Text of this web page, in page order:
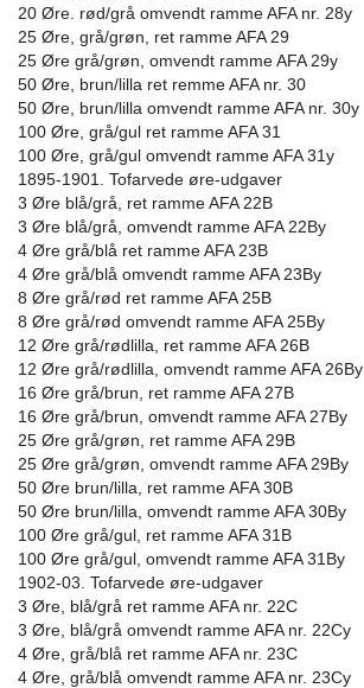
20 Øre. rød/grå omvendt ramme AFA nr. 28y
25 Øre, grå/grøn, ret ramme AFA 29
25 Øre grå/grøn, omvendt ramme AFA 29y
50 Øre, brun/lilla ret remme AFA nr. 30
50 Øre, brun/lilla omvendt ramme AFA nr. 30y
100 Øre, grå/gul ret ramme AFA 31
100 Øre, grå/gul omvendt ramme AFA 31y
1895-1901. Tofarvede øre-udgaver
3 Øre blå/grå, ret ramme AFA 22B
3 Øre blå/grå, omvendt ramme AFA 22By
4 Øre grå/blå ret ramme AFA 23B
4 Øre grå/blå omvendt ramme AFA 23By
8 Øre grå/rød ret ramme AFA 25B
8 Øre grå/rød omvendt ramme AFA 25By
12 Øre grå/rødlilla, ret ramme AFA 26B
12 Øre grå/rødlilla, omvendt ramme AFA 26By
16 Øre grå/brun, ret ramme AFA 27B
16 Øre grå/brun, omvendt ramme AFA 27By
25 Øre grå/grøn, ret ramme AFA 29B
25 Øre grå/grøn, omvendt ramme AFA 29By
50 Øre brun/lilla, ret ramme AFA 30B
50 Øre brun/lilla, omvendt ramme AFA 30By
100 Øre grå/gul, ret ramme AFA 31B
100 Øre grå/gul, omvendt ramme AFA 31By
1902-03. Tofarvede øre-udgaver
3 Øre, blå/grå ret ramme AFA nr. 22C
3 Øre, blå/grå omvendt ramme AFA nr. 22Cy
4 Øre, grå/blå ret ramme AFA nr. 23C
4 Øre, grå/blå omvendt ramme AFA nr. 23Cy